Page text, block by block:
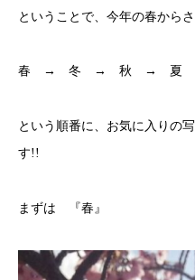
ということで、今年の春からさ
春 → 冬 → 秋 → 夏
という順番に、お気に入りの
す!!
まずは 『春』